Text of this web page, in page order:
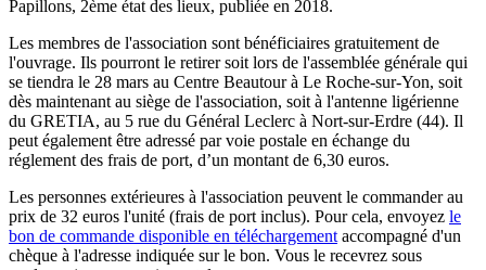
Papillons, 2ème état des lieux, publiée en 2018.
Les membres de l'association sont bénéficiaires gratuitement de
l'ouvrage. Ils pourront le retirer soit lors de l'assemblée générale qui
se tiendra le 28 mars au Centre Beautour à Le Roche-sur-Yon, soit
dès maintenant au siège de l'association, soit à l'antenne ligérienne
du GRETIA, au 5 rue du Général Leclerc à Nort-sur-Erdre (44). Il
peut également être adressé par voie postale en échange du
réglement des frais de port, d’un montant de 6,30 euros.
Les personnes extérieures à l'association peuvent le commander au
prix de 32 euros l'unité (frais de port inclus). Pour cela, envoyez le
bon de commande disponible en téléchargement accompagné d'un
chèque à l'adresse indiquée sur le bon. Vous le recevrez sous